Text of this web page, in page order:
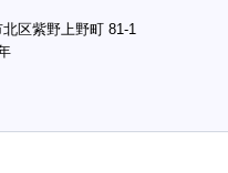
区紫野上野町 81-1